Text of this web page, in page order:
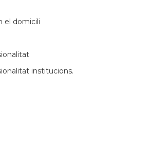
el domicili
institucions.